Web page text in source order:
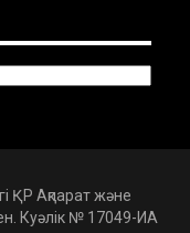
ҚР Ақпарат және
Куәлік № 17049-ИА